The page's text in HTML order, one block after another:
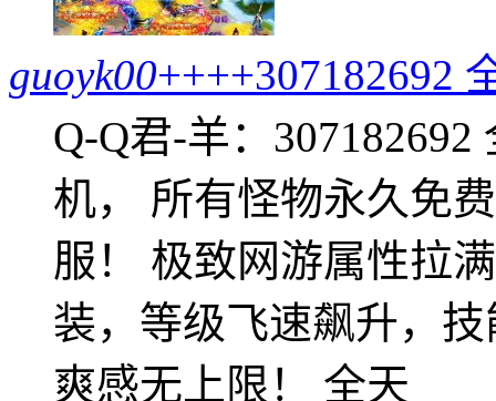
guoyk00++++307182692
Q-Q君-羊：
机， 所有怪物永久免
服！ 极致网游属性拉
装，等级飞速飙升，
爽感无上限！ 全天